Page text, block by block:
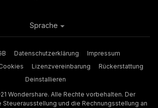
Datenschutzerklärung
Impressum
Lizenzvereinbarung
Rückerstattung
Deinstallieren
Wondershare. Alle Rechte vorbehalten. Der
Steuerausstellung und die Rechnungsstellung an
Sprache